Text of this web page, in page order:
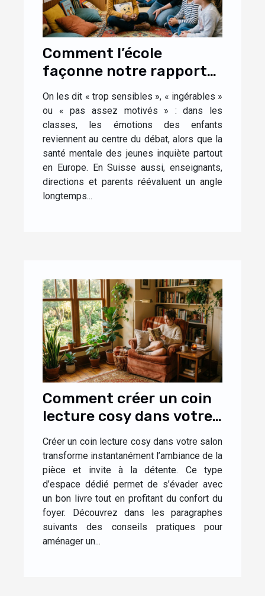
Comment l’école
façonne notre rapport
aux émotions dès
l’enfance
On les dit « trop sensibles », « ingérables »
ou « pas assez motivés » : dans les
classes, les émotions des enfants
reviennent au centre du débat, alors que la
santé mentale des jeunes inquiète partout
en Europe. En Suisse aussi, enseignants,
directions et parents réévaluent un angle
longtemps...
Comment créer un coin
lecture cosy dans votre
salon ?
Créer un coin lecture cosy dans votre salon
transforme instantanément l’ambiance de la
pièce et invite à la détente. Ce type
d’espace dédié permet de s’évader avec
un bon livre tout en profitant du confort du
foyer. Découvrez dans les paragraphes
suivants des conseils pratiques pour
aménager un...